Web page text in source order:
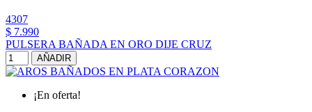
4307
$ 7.990
PULSERA BAÑADA EN ORO DIJE CRUZ
AÑADIR
¡En oferta!